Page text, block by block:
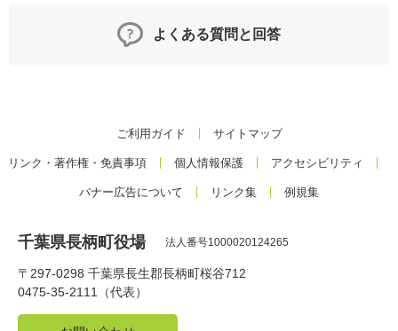
よくある質問と回答
ご利用ガイド サイトマップ
リンク・著作権・免責事項 個人情報保護 アクセシビリティ
バナー広告について リンク集 例規集
千葉県長柄町役場 法人番号1000020124265
〒297-0298 千葉県長生郡長柄町桜谷712
0475-35-2111（代表）